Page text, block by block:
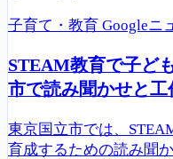
子育て・教育 Googleニ
STEAM教育で子ど
市で読み聞かせと工
東京国立市では、
育成するための読み聞